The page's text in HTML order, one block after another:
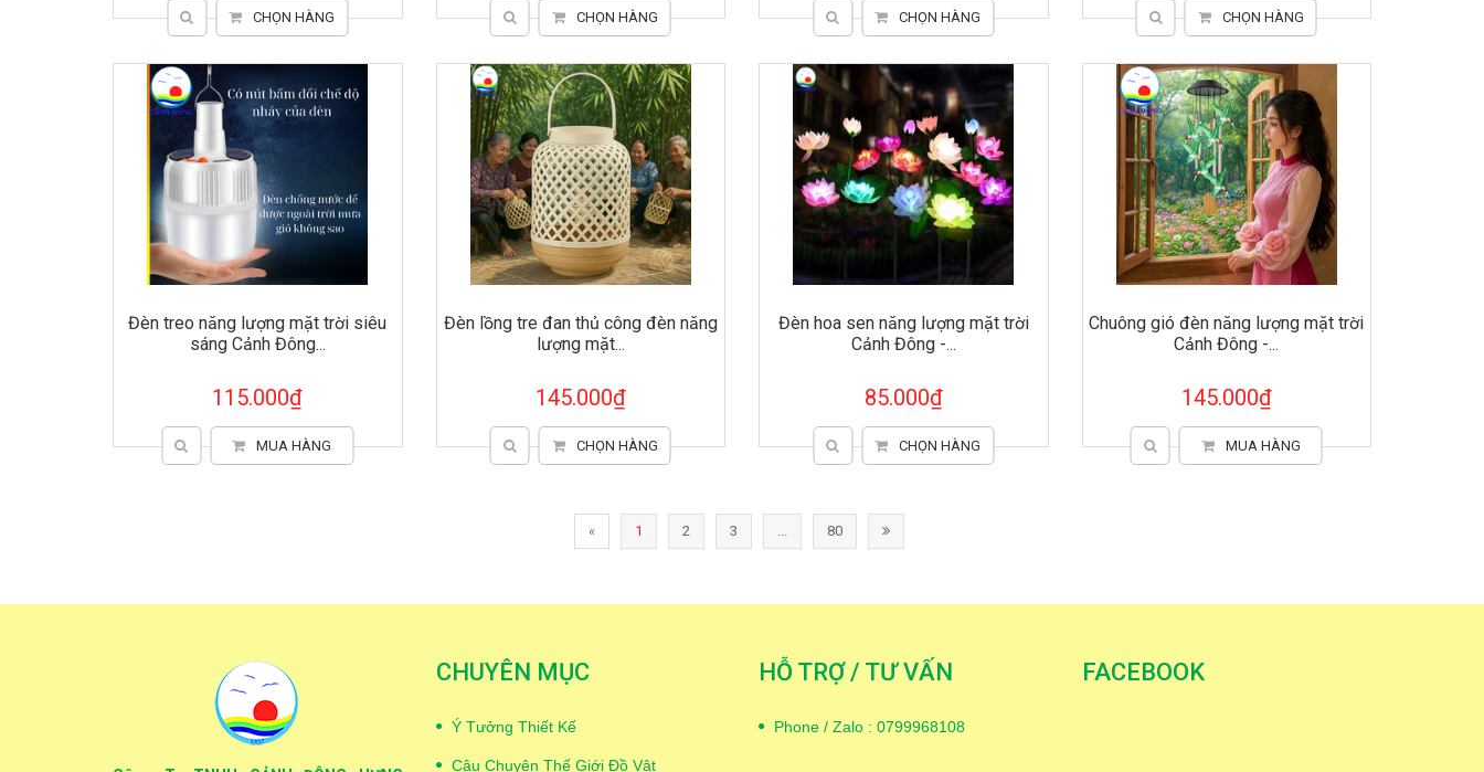
CHỌN HÀNG CHỌN HÀNG CHỌN HÀNG CHỌN HÀNG
Đèn treo năng lượng mặt trời siêu
sáng Cảnh Đông...
115.000₫
MUA HÀNG
Đèn lồng tre đan thủ công đèn năng
lượng mặt...
145.000₫
CHỌN HÀNG
Đèn hoa sen năng lượng mặt trời
Cảnh Đông -...
85.000₫
CHỌN HÀNG
Chuông gió đèn năng lượng mặt trời
Cảnh Đông -...
145.000₫
MUA HÀNG
« 1 2 3 ... 80
CHUYÊN MỤC
Ý Tưởng Thiết Kế
Câu Chuyện Thế Giới Đồ Vật
HỖ TRỢ / TƯ VẤN
Phone / Zalo : 0799968108
FACEBOOK